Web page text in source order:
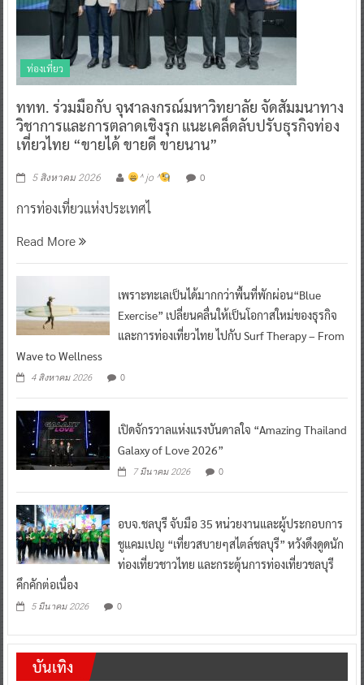
ท่องเที่ยว
ททท. ร่วมมือกับ จุฬาลงกรณ์มหาวิทยาลัย จัดสัมมนาทาง
วิชาการและการตลาดเชิงรุก แนะเคล็ดลับปรับธุรกิจท่อง
เที่ยวไทย “ขายได้ ขายดี ขายนาน”
5 สิงหาคม 2026 ^ jo ^ 0
การท่องเที่ยวแห่งประเทศไ
Read More
เพราะทะเลเป็นได้มากกว่าพื้นที่พักผ่อน“Blue
Exercise” เปลี่ยนคลื่นให้เป็นโอกาสใหม่ของธุรกิจ
และการท่องเที่ยวไทย ไปกับ Surf Therapy – From
Wave to Wellness
4 สิงหาคม 2026 0
เปิดจักรวาลแห่งแรงบันดาลใจ “Amazing Thailand
Galaxy of Love 2026”
7 มีนาคม 2026 0
อบจ.ชลบุรี จับมือ 35 หน่วยงานและผู้ประกอบการ
ชูแคมเปญ “เที่ยวสบายๆสไตล์ชลบุรี” หวังดึงดูดนัก
ท่องเที่ยวชาวไทย และกระตุ้นการท่องเที่ยวชลบุรี
คึกคักต่อเนื่อง
5 มีนาคม 2026 0
บันเทิง